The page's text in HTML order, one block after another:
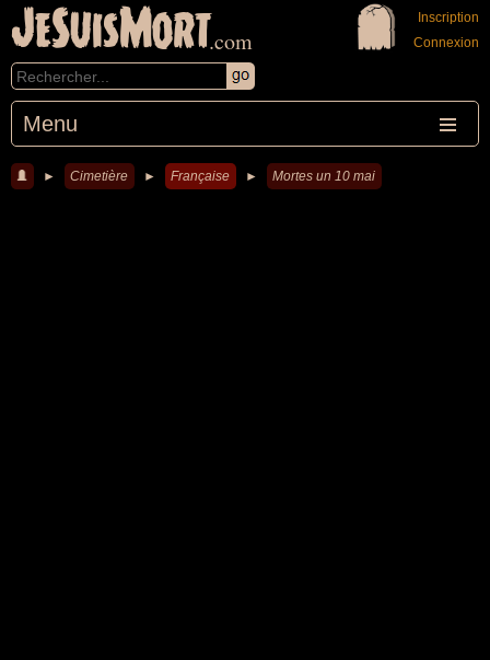
JeSuisMort.com
Menu
Inscription
Connexion
► Cimetière ► Française ► Mortes un 10 mai